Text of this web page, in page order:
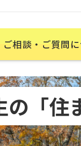
ご相談・ご質問
の 「